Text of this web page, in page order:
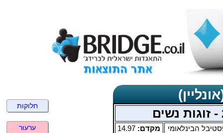
הבינלאומי מקדם: 14.97
חלוקות
ערעור